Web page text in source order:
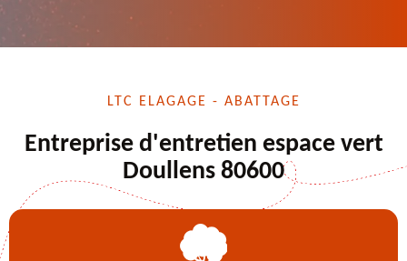
LTC ELAGAGE - ABATTAGE
Entreprise d'entretien espace vert
Doullens 80600